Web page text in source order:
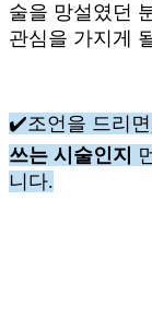
술을 망설였던
관심을 가지게
✔️조언을 드리
쓰는 시술인지
니다.